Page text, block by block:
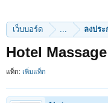
เว็บบอร์ด ... ลงปร
Hotel
แท็ก: เพิ่มแท็ก